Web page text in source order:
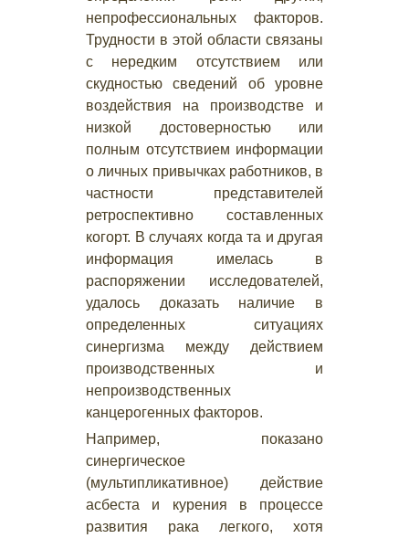
непрофессиональных факторов.
Трудности в этой области связаны
с нередким отсутствием или
скудностью сведений об уровне
воздействия на производстве и
низкой достоверностью или
полным отсутствием информации
о личных привычках работников, в
частности представителей
ретроспективно составленных
когорт. В случаях когда та и другая
информация имелась в
распоряжении исследователей,
удалось доказать наличие в
определенных ситуациях
синергизма между действием
производственных и
непроизводственных
канцерогенных факторов.
Например, показано
синергическое
(мультипликативное) действие
асбеста и курения в процессе
развития рака легкого, хотя